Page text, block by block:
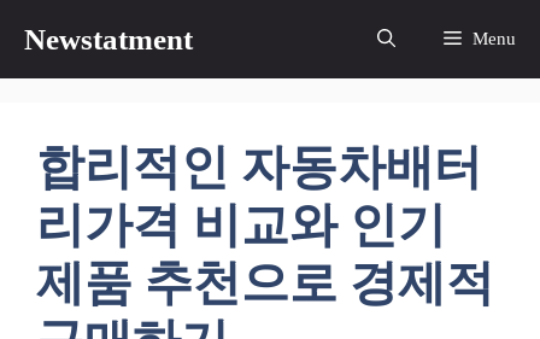
츠
Newstatment Menu
합리적인 자동차배터
리가격 비교와 인기
제품 추천으로 경제적